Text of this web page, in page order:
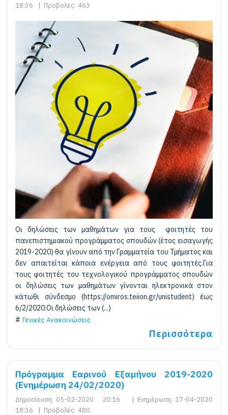
18:36
| Προβολές: 463
Οι δηλώσεις των μαθημάτων για τους φοιτητές του
πανεπιστημιακού προγράμματος σπουδών (έτος εισαγωγής
2019-2020) θα γίνουν από την Γραμματεία του Τμήματος και
δεν απαιτείται κάποια ενέργεια από τους φοιτητές.Για
τους φοιτητές του τεχνολογικού προγράμματος σπουδών
οι δηλώσεις των μαθημάτων γίνονται ηλεκτρονικά στον
κάτωθι σύνδεσμο (https://omiros.teiion.gr/unistudent) έως
6/2/2020.Οι δηλώσεις των (...)
Γενικές Ανακοινώσεις
Περισσότερα
Πρόγραμμα Εαρινού Εξαμήνου 2019-2020
(Ενημέρωση 24/02/2020)
Δημοσίευση: 05-02-2020 20:16 | Ενημέρωση: 17-04-2020
18:36
| Προβολές: 480